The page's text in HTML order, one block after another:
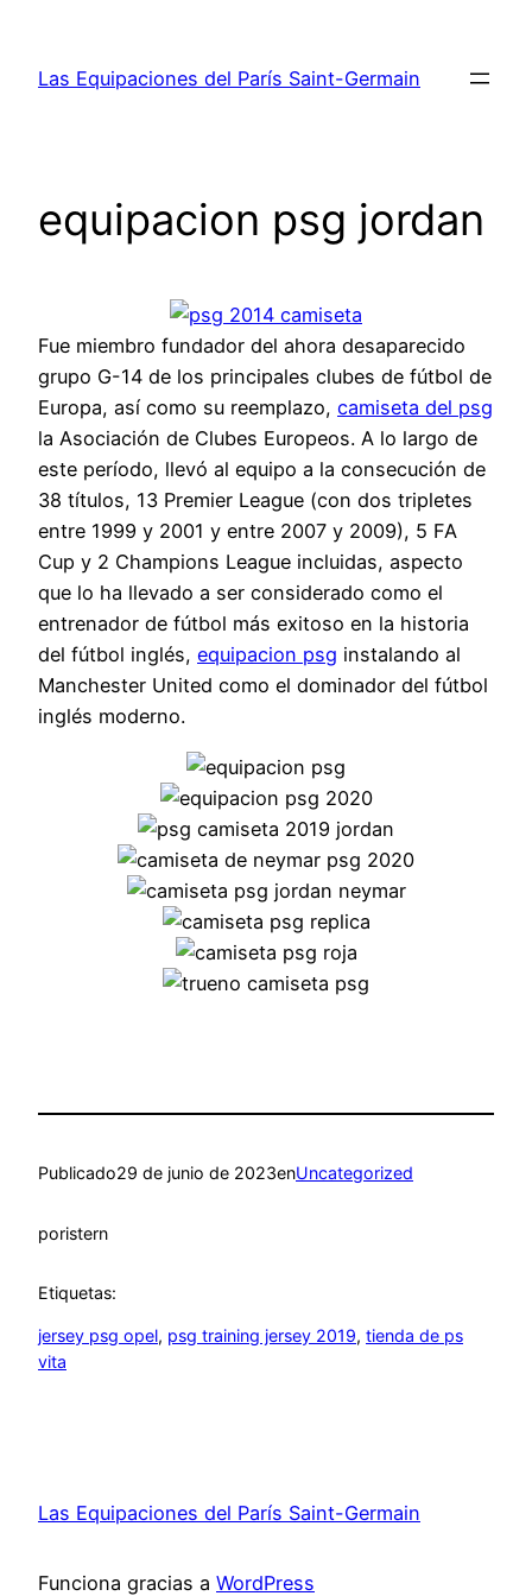
contenido
Las Equipaciones del París Saint-Germain
equipacion psg jordan
Fue miembro fundador del ahora desaparecido
grupo G-14 de los principales clubes de fútbol de
Europa, así como su reemplazo, camiseta del psg
la Asociación de Clubes Europeos. A lo largo de
este período, llevó al equipo a la consecución de
38 títulos, 13 Premier League (con dos tripletes
entre 1999 y 2001 y entre 2007 y 2009), 5 FA
Cup y 2 Champions League incluidas, aspecto
que lo ha llevado a ser considerado como el
entrenador de fútbol más exitoso en la historia
del fútbol inglés, equipacion psg instalando al
Manchester United como el dominador del fútbol
inglés moderno.
Publicado29 de junio de 2023enUncategorized
poristern
Etiquetas:
jersey psg opel, psg training jersey 2019, tienda de ps
vita
Las Equipaciones del París Saint-Germain
Funciona gracias a WordPress